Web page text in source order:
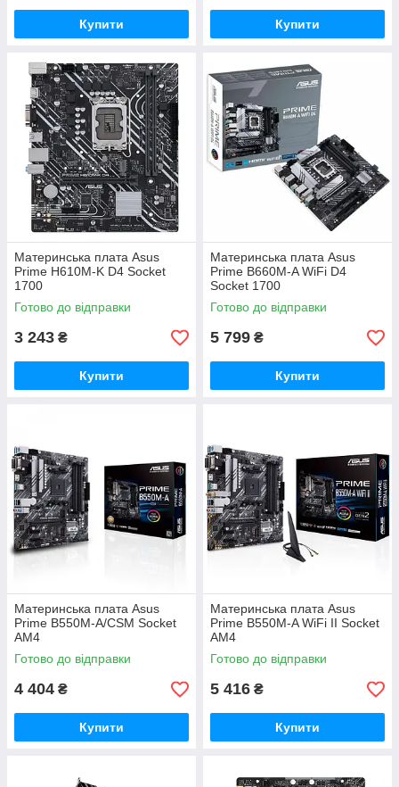
Купити Купити
Материнська плата Asus
Prime H610M-K D4 Socket
1700
Готово до відправки
3 243 ₴
Купити
Материнська плата Asus
Prime B660M-A WiFi D4
Socket 1700
Готово до відправки
5 799 ₴
Купити
Материнська плата Asus
Prime B550M-A/CSM Socket
AM4
Готово до відправки
4 404 ₴
Купити
Материнська плата Asus
Prime B550M-A WiFi II Socket
AM4
Готово до відправки
5 416 ₴
Купити